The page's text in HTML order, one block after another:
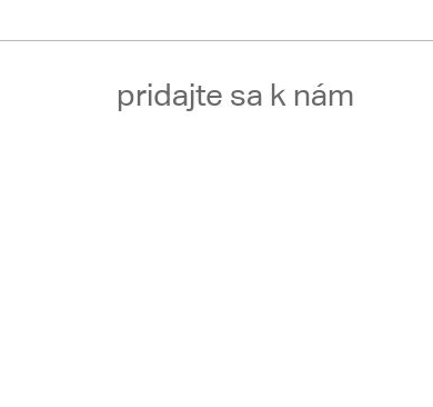
pridajte sa k nám